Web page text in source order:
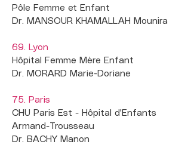
Pôle Femme et Enfant
Dr. MANSOUR KHAMALLAH Mounira
69. Lyon
Hôpital Femme Mère Enfant
Dr. MORARD Marie-Doriane
75. Paris
CHU Paris Est - Hôpital d'Enfants
Armand-Trousseau
Dr. BACHY Manon